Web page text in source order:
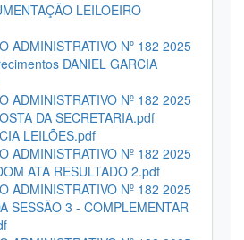
LEILOEIRO
ADMINISTRATIVO Nº 182 2025
DANIEL GARCIA
ADMINISTRATIVO Nº 182 2025
DA SECRETARIA.pdf
LEILÕES.pdf
ADMINISTRATIVO Nº 182 2025
ATA RESULTADO 2.pdf
ADMINISTRATIVO Nº 182 2025
SESSÃO 3 - COMPLEMENTAR